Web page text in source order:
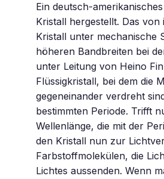
Ein deutsch-
Kristall hergestellt. Das
Kristall unter mechanische
höheren Bandbreiten bei
unter Leitung von Heino
Flüssigkristall, bei dem die
gegeneinander verdreht
bestimmten Periode. Trifft
Wellenlänge, die mit der
den Kristall nun zur
Farbstoffmolekülen, die
Lichtes aussenden. Wenn